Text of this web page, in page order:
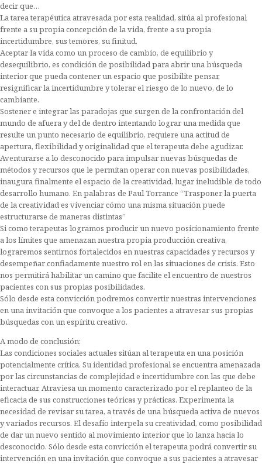
decir que…
La tarea terapéutica atravesada por esta realidad, sitúa al profesional
frente a su propia concepción de la vida, frente a su propia
incertidumbre, sus temores, su finitud.
Aceptar la vida como un proceso de cambio, de equilibrio y
desequilibrio, es condición de posibilidad para abrir una búsqueda
interior que pueda contener un espacio que posibilite pensar,
resignificar la incertidumbre y tolerar el riesgo de lo nuevo, de lo
cambiante.
Sostener e integrar las paradojas que surgen de la confrontación del
mundo de afuera y del de dentro intentando lograr una medida que
resulte un punto necesario de equilibrio, requiere una actitud de
apertura, flexibilidad y originalidad que el terapeuta debe agudizar.
Aventurarse a lo desconocido para impulsar nuevas búsquedas de
métodos y recursos que le permitan operar con nuevas posibilidades,
inaugura finalmente el espacio de la creatividad, lugar ineludible de todo
desarrollo humano. En palabras de Paul Torrance “Trasponer la puerta
de la creatividad es vivenciar cómo una misma situación puede
estructurarse de maneras distintas”
Si como terapeutas logramos producir un nuevo posicionamiento frente
a los límites que amenazan nuestra propia producción creativa,
lograremos sentirnos fortalecidos en nuestras capacidades y recursos y
desempeñar confiadamente nuestro rol en las situaciones de crisis. Esto
nos permitirá habilitar un camino que facilite el encuentro de nuestros
pacientes con sus propias posibilidades.
Sólo desde esta convicción podremos convertir nuestras intervenciones
en una invitación que convoque a los pacientes a atravesar sus propias
búsquedas con un espíritu creativo.
A modo de conclusión:
Las condiciones sociales actuales sitúan al terapeuta en una posición
potencialmente crítica. Su identidad profesional se encuentra amenazada
por las circunstancias de complejidad e incertidumbre con las que debe
interactuar. Atraviesa un momento caracterizado por el replanteo de la
eficacia de sus construcciones teóricas y prácticas. Experimenta la
necesidad de revisar su tarea, a través de una búsqueda activa de nuevos
y variados recursos. El desafío interpela su creatividad, como posibilidad
de dar un nuevo sentido al movimiento interior que lo lanza hacia lo
desconocido. Sólo desde esta convicción el terapeuta podrá convertir su
intervención en una invitación que convoque a sus pacientes a atravesar